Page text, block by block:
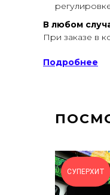
В любом
При заказе в
Подробнее
СУПЕРХИТ